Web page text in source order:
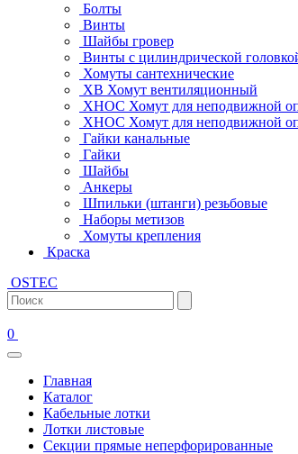
Болты
Винты
Шайбы гровер
Винты с цилиндрической
Хомуты сантехнические
ХВ Хомут вентиляционный
ХНОС Хомут для неподвижной
ХНОС Хомут для неподвижной
Гайки канальные
Гайки
Шайбы
Анкеры
Шпильки (штанги) резьбовые
Наборы метизов
Хомуты крепления
Краска
OSTEC
0
Главная
Каталог
Кабельные лотки
Лотки листовые
Секции прямые неперфорированные